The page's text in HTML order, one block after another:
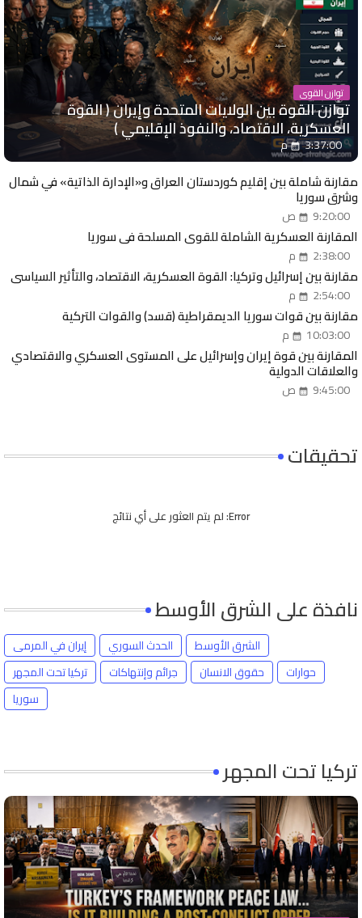
توازن القوى
توازن القوة بين الولايات المتحدة وإيران ( القوة
العسكرية، الاقتصاد، والنفوذ الإقليمي )
3:37:00 م
مقارنة شاملة بين إقليم كوردستان العراق و«الإدارة الذاتية» في شمال
وشرق سوريا
9:20:00 ص
المقارنة العسكرية الشاملة للقوى المسلحة في سوريا
2:38:00 م
مقارنة بين إسرائيل وتركيا: القوة العسكرية، الاقتصاد، والتأثير السياسي
2:54:00 م
مقارنة بين قوات سوريا الديمقراطية (قسد) والقوات التركية
10:03:00 م
المقارنة بين قوة إيران وإسرائيل على المستوى العسكري والاقتصادي
والعلاقات الدولية
9:45:00 ص
تحقيقات
Error: لم يتم العثور على أي نتائج
نافذة على الشرق الأوسط
إيران في المرمى الحدث السوري
الشرق الأوسط
تركيا تحت المجهر
جرائم وإنتهاكات حقوق الانسان
حوارات
سوريا
تركيا تحت المجهر